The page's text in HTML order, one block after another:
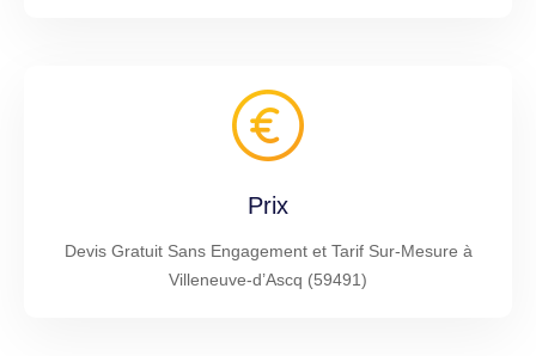
Prix
Devis Gratuit Sans Engagement et Tarif Sur-Mesure à
Villeneuve-d’Ascq (59491)